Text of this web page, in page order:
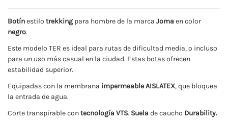
Botínestilo trekking para hombre de la marca Joma en color
negro.
Este modelo TER es ideal para rutas de dificultad media, o incluso
para un uso más casual en la ciudad. Estas botas ofrecen
estabilidad superior.
Equipadas con la membrana impermeable AISLATEX, que bloquea
la entrada de agua.
Corte transpirable contecnología VTS. Suela de caucho Durability.